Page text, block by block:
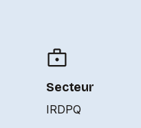
Secteur
IRDPQ